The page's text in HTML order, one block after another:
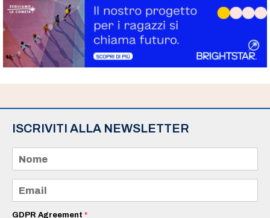
ISCRIVITI ALLA NEWSLETTER
m
e
a
iGDPR Agreement *